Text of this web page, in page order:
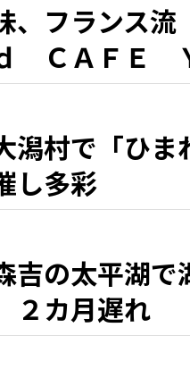
、フランス
ＣＡＦＥ
『シラカミ
潟村で「ひ
し多彩
吉の太平湖
２カ月遅れ